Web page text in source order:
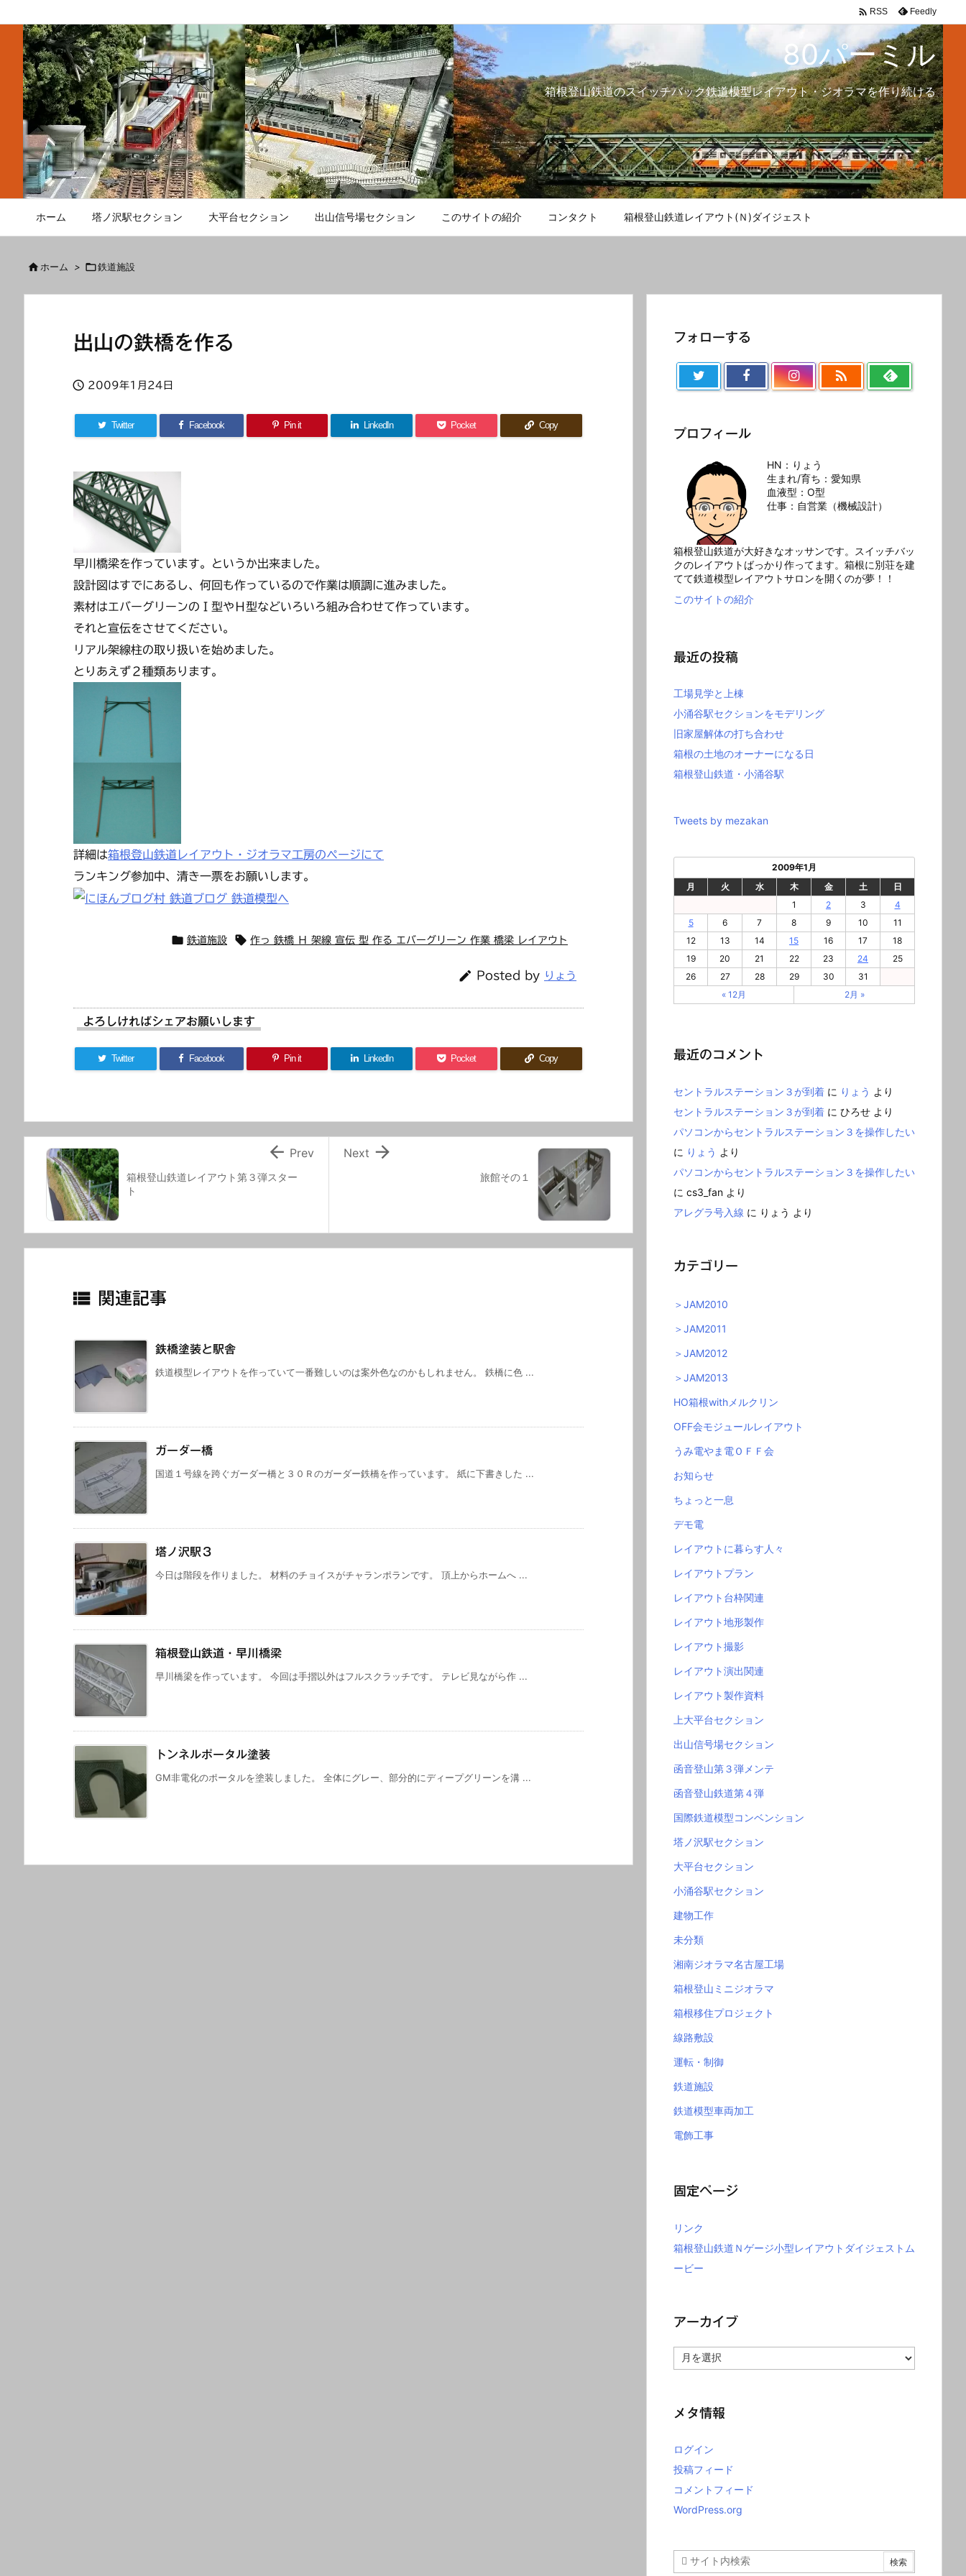
80パーミル
箱根登山鉄道のスイッチバック鉄道模型レイアウト・ジオラマを作り続ける
ホーム 塔ノ沢駅セクション 大平台セクション 出山信号場セクション このサイトの紹介 コンタクト 箱根登山鉄道レイアウト(Ｎ)ダイジェスト
 RSS Feedly
 ホーム > 鉄道施設
出山の鉄橋を作る
 2009年1月24日
Twitter Facebook Pin it LinkedIn Pocket Copy
早川橋梁を作っています。というか出来ました。
設計図はすでにあるし、何回も作っているので作業は順調に進みました。
素材はエバーグリーンのＩ型やＨ型などいろいろ組み合わせて作っています。
それと宣伝をさせてください。
リアル架線柱の取り扱いを始めました。
とりあえず２種類あります。
詳細は箱根登山鉄道レイアウト・ジオラマ工房のページにて
ランキング参加中、清き一票をお願いします。
 鉄道施設  作っ 鉄橋 Ｈ 架線 宣伝 型 作る エバーグリーン 作業 橋梁 レイアウト
 Posted by りょう
よろしければシェアお願いします
Twitter Facebook Pin it LinkedIn Pocket Copy
旅館その１

Next
箱根登山鉄道レイアウト第３弾スター
ト
 Prev
 関連記事
鉄橋塗装と駅舎
鉄道模型レイアウトを作っていて一番難しいのは案外色なのかもしれません。 鉄橋に色 ...
ガーダー橋
国道１号線を跨ぐガーダー橋と３０Ｒのガーダー鉄橋を作っています。 紙に下書きした ...
塔ノ沢駅３
今日は階段を作りました。 材料のチョイスがチャランポランです。 頂上からホームへ ...
箱根登山鉄道・早川橋梁
早川橋梁を作っています。 今回は手摺以外はフルスクラッチです。 テレビ見ながら作 ...
トンネルポータル塗装
GM非電化のポータルを塗装しました。 全体にグレー、部分的にディープグリーンを溝 ...
フォローする

プロフィール
HN：りょう
生まれ/育ち：愛知県
血液型：O型
仕事：自営業（機械設計）
箱根登山鉄道が大好きなオッサンです。スイッチバッ
クのレイアウトばっかり作ってます。箱根に別荘を建
てて鉄道模型レイアウトサロンを開くのが夢！！
このサイトの紹介
最近の投稿
工場見学と上棟
小涌谷駅セクションをモデリング
旧家屋解体の打ち合わせ
箱根の土地のオーナーになる日
箱根登山鉄道・小涌谷駅
Tweets by mezakan
2009年1月
月
火 水 木 金 土
日
1
2 3
4
5
6 7 8 9 10
11
12
13 14 15 16 17
18
19
20 21 22 23 24
25
26
27 28 29 30
31
« 12月
2月 »
最近のコメント
セントラルステーション３が到着 に りょう より
セントラルステーション３が到着 に ひろせ より
パソコンからセントラルステーション３を操作したい
に りょう より
パソコンからセントラルステーション３を操作したい
に cs3_fan より
アレグラ号入線 に りょう より
カテゴリー
＞JAM2010
＞JAM2011
＞JAM2012
＞JAM2013
HO箱根withメルクリン
OFF会モジュールレイアウト
うみ電やま電ＯＦＦ会
お知らせ
ちょっと一息
デモ電
レイアウトに暮らす人々
レイアウトプラン
レイアウト台枠関連
レイアウト地形製作
レイアウト撮影
レイアウト演出関連
レイアウト製作資料
上大平台セクション
出山信号場セクション
函音登山第３弾メンテ
函音登山鉄道第４弾
国際鉄道模型コンベンション
塔ノ沢駅セクション
大平台セクション
小涌谷駅セクション
建物工作
未分類
湘南ジオラマ名古屋工場
箱根登山ミニジオラマ
箱根移住プロジェクト
線路敷設
運転・制御
鉄道施設
鉄道模型車両加工
電飾工事
固定ページ
リンク
箱根登山鉄道Ｎゲージ小型レイアウトダイジェストム
ービー
アーカイブ
ー
ブ
メタ情報
ログイン
投稿フィード
コメントフィード
WordPress.org